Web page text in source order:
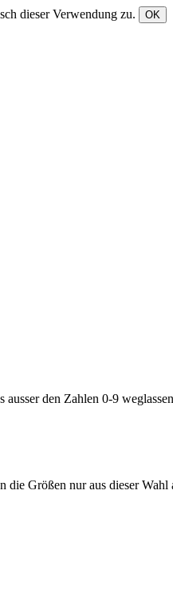
dieser Verwendung zu.
den Zahlen 0-9
Größen nur aus dieser